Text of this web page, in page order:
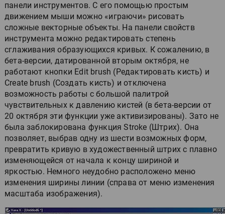
панели инструментов. С его помощью простым
движением мыши можно «играючи» рисовать
сложные векторные объекты. На панели свойств
инструмента можно редактировать степень
сглаживания образующихся кривых. К сожалению, в
бета-версии, датированной вторым октября, не
работают кнопки Edit brush (Редактировать кисть) и
Create brush (Создать кисть) и отключена
возможность работы с большой палитрой
чувствительных к давлению кистей (в бета-версии от
20 октября эти функции уже активизированы). Зато не
была заблокирована функция Stroke (Штрих). Она
позволяет, выбрав одну из шести возможных форм,
превратить кривую в художественный штрих с плавно
изменяющейся от начала к концу шириной и
яркостью. Немного неудобно расположено меню
изменения ширины линии (справа от меню изменения
масштаба изображения).